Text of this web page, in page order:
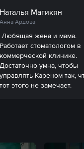
Наталья Магикян
Анна Ардова
Любящая жена и мама.
Работает стоматологом в
коммерческой клинике.
Достаточно умна, чтобы
управлять Кареном так,